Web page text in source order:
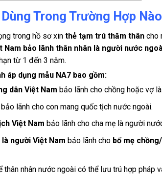
Trong Trường Hợp
trong hồ sơ xin thẻ tạm trú thăm thân cho
Nam bảo lãnh thân nhân là người nước
từ 1 đến 3 năm.
áp dụng mẫu NA7 bao gồm:
dân Việt Nam bảo lãnh cho chồng hoặc vợ
bảo lãnh cho con mang quốc tịch nước ngoài.
Việt Nam bảo lãnh cho cha mẹ là người
người Việt Nam bảo lãnh cho bố mẹ
nhân nước ngoài có thể lưu trú hợp pháp